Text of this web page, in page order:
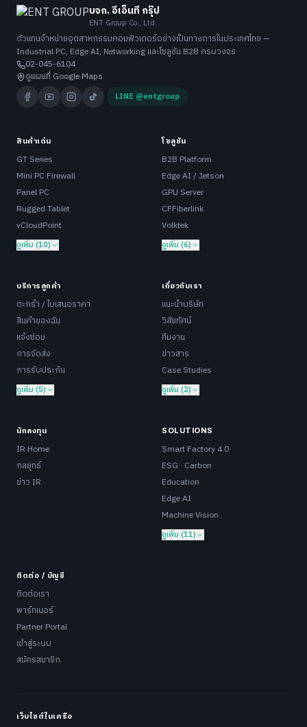
บจก. อีเอ็นที กรุ๊ป
ENT Group Co., Ltd.
ตัวแทนจำหน่ายอุตสาหกรรมคอมพิวเตอร์อย่างเป็นทางการในประเทศไทย —
Industrial PC, Edge AI, Networking และโซลูชัน B2B ครบวงจร
02-045-6104
ดูแผนที่ Google Maps
LINE @entgroup
สินค้าเด่น
GT Series
Mini PC Firewall
Panel PC
Rugged Tablet
vCloudPoint
ดูเพิ่ม (10)
โซลูชัน
B2B Platform
Edge AI / Jetson
GPU Server
CFFiberlink
Volktek
ดูเพิ่ม (6)
บริการลูกค้า
ตะกร้า / ใบเสนอราคา
สินค้าของฉัน
แจ้งซ่อม
การจัดส่ง
การรับประกัน
ดูเพิ่ม (5)
เกี่ยวกับเรา
แนะนำบริษัท
วิสัยทัศน์
ทีมงาน
ข่าวสาร
Case Studies
ดูเพิ่ม (2)
นักลงทุน
IR Home
กลยุทธ์
ข่าว IR
SOLUTIONS
Smart Factory 4.0
ESG · Carbon
Education
Edge AI
Machine Vision
ดูเพิ่ม (11)
ติดต่อ / บัญชี
ติดต่อเรา
พาร์ทเนอร์
Partner Portal
เข้าสู่ระบบ
สมัครสมาชิก
เว็บไซต์ในเครือ